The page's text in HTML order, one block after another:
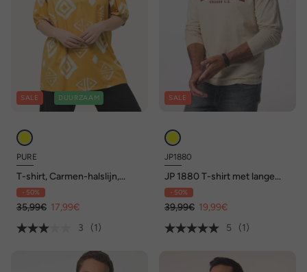
SALE DUURZAAM
PURE
T-shirt, Carmen-halslijn,
halve mouwen, biologisch
katoen
- 50%
35,99€ 17,99€
3
(1)
SALE
JP1880
JP 1880 T-shirt met lange
mouwen, print op de borst,
tot 8XL
- 50%
39,99€ 19,99€
5
(1)